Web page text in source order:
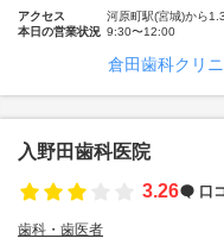
アクセス
河原町駅(宮城)から
本日の営業状況 9:30〜12:00
倉田歯科クリ
入野田歯科医院
3.26
口
歯科・歯医者